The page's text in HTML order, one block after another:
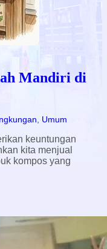
Mandiri di
Umum
keuntungan
kita menjual
kompos yang